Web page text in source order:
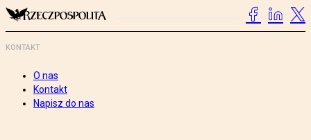
KONTAKT
O nas
Kontakt
Napisz do nas